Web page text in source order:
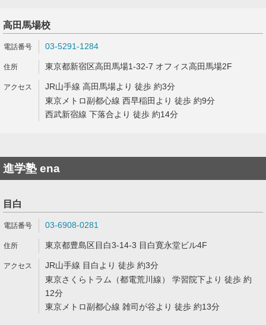
高田馬場校
03-5291-1284
東京都新宿区高田馬場1-32-7 オフィス高田馬場2F
JR山手線 高田馬場より 徒歩 約3分
東京メトロ副都心線 西早稲田より 徒歩 約9分
西武新宿線 下落合より 徒歩 約14分
進学塾 ena
目白
03-6908-0281
東京都豊島区目白3-14-3 目白寛永堂ビル4F
JR山手線 目白より 徒歩 約3分
東京さくらトラム（都電荒川線） 学習院下より 徒歩 約
12分
東京メトロ副都心線 雑司が谷より 徒歩 約13分